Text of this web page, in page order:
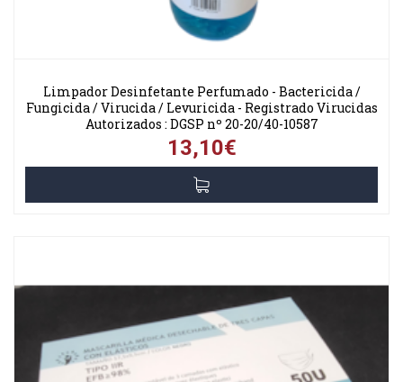
Limpador Desinfetante Perfumado - Bactericida /
Fungicida / Virucida / Levuricida - Registrado Virucidas
Autorizados : DGSP nº 20-20/40-10587
13,10€